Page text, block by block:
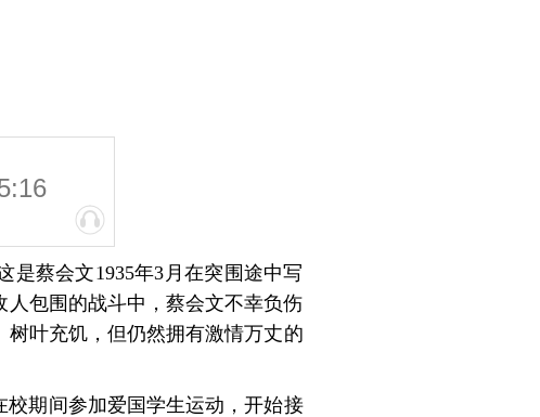
是蔡会文1935年3月在突围途中写
包围的战斗中，蔡会文不幸负伤
叶充饥，但仍然拥有激情万丈的
期间参加爱国学生运动，开始接